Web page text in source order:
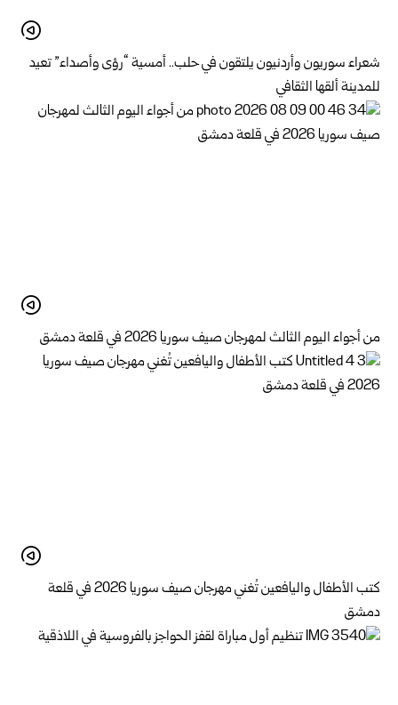
شعراء سوريون وأردنيون يلتقون في حلب.. أمسية “رؤى وأصداء” تعيد
للمدينة ألقها الثقافي
من أجواء اليوم الثالث لمهرجان صيف سوريا 2026 في قلعة دمشق
كتب الأطفال واليافعين تُغني مهرجان صيف سوريا 2026 في قلعة
دمشق